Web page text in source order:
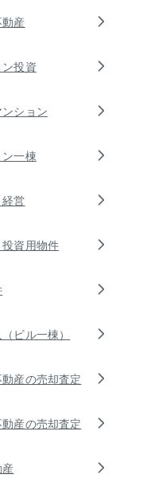
産
投資
ション
一棟
営
資用物件
ビル一棟）
産の売却査定
産の売却査定